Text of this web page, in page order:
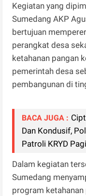
Kegiatan yang
Sumedang AKP
bertujuan
perangkat desa
ketahanan pangan
pemerintah desa
pembangunan di
BACA JUGA :
Dan Kondusif,
Patroli KRYD
Dalam kegiatan
Sumedang
program